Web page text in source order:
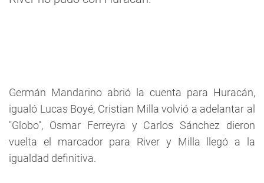
Germán Mandarino abrió la cuenta para Huracán,
igualó Lucas Boyé, Cristian Milla volvió a adelantar al
"Globo", Osmar Ferreyra y Carlos Sánchez dieron
vuelta el marcador para River y Milla llegó a la
igualdad definitiva.